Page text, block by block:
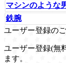
マシンのような
鉄腕
ユーザー登録の
ユーザー登録(無
ます。